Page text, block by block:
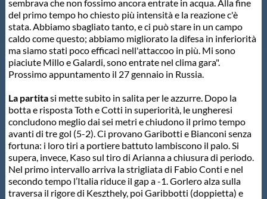
Area Legislativa
Protezione Civile
Qualità
Sostenibilità
Privacy
sembrava che non fossimo ancora entrate in acqua. Alla fine
del primo tempo ho chiesto più intensità e la reazione c'è
stata. Abbiamo sbagliato tanto, e ci può stare in un campo
caldo come questo; abbiamo migliorato la difesa in inferiorità
ma siamo stati poco efficaci nell'attaccoo in più. Mi sono
piaciute Millo e Galardi, sono entrate nel clima gara".
Prossimo appuntamento il 27 gennaio in Russia.
La partitasi mette subito in salita per le azzurre. Dopo la
botta e risposta Toth e Cotti in superiorità, le ungheresi
concludono meglio dai sei metri e chiudono il primo tempo
avanti di tre gol (5-2). Ci provano Garibotti e Bianconi senza
fortuna: i loro tiri a portiere battuto lambiscono il palo. Si
supera, invece, Kaso sul tiro di Arianna a chiusura di periodo.
Nel primo intervallo arriva la strigliata di Fabio Conti e nel
secondo tempo l’Italia riduce il gap a -1. Gorlero alza sulla
traversa il rigore di Keszthely, poi Garibbotti (doppietta) e